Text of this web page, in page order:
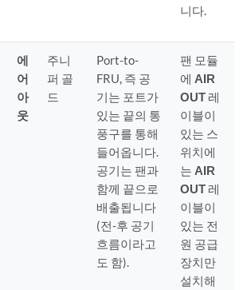
니다.
에
어
아
웃
주니
퍼 골
드
Port-to-
FRU, 즉 공
기는 포트가
있는 끝의 통
풍구를 통해
들어옵니다.
공기는 팬과
함께 끝으로
배출됩니다
(전-후 공기
흐름이라고
도 함).
팬 모듈
에 AIR
OUT레
이블이
있는 스
위치에
는 AIR
OUT레
이블이
있는 전
원 공급
장치만
설치해